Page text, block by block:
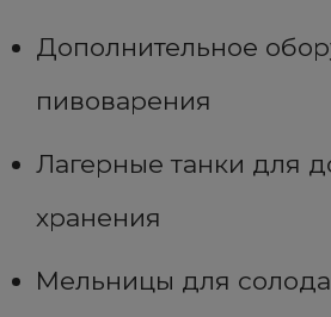
Дополнительное
пивоварения
Лагерные танки для
хранения
Мельницы для солода